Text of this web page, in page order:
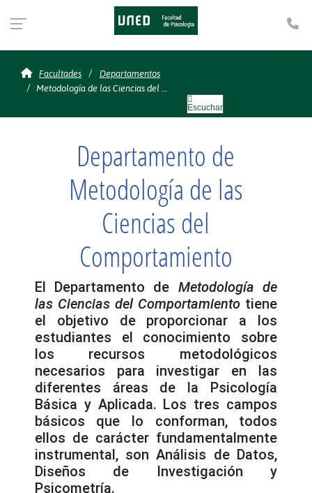
Metodología de las
Facultades
Departamentos
Metodología de las Ciencias del ...
Escuchar
Departamento de
Metodología de las
Ciencias del
Comportamiento
El Departamento de Metodología de
las Ciencias del Comportamiento tiene
el objetivo de proporcionar a los
estudiantes el conocimiento sobre
los recursos metodológicos
necesarios para investigar en las
diferentes áreas de la Psicología
Básica y Aplicada. Los tres campos
básicos que lo conforman, todos
ellos de carácter fundamentalmente
instrumental, son Análisis de Datos,
Diseños de Investigación y
Psicometría.